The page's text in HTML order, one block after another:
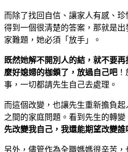
而除了找回自信、讓家人有感、
得到一個很清楚的答案，那就是
家難題，她必須「放手」。
既然她解不開別人的結，就不要
麼好媳婦的枷鎖了，放過自己吧
事，一切都請先生自己去處理。
而這個改變，也讓先生重新擔負
之間的家庭問題。看到先生的轉變
先改變我自己，我還能期望改變誰
另外，儘管作為全職媽媽很辛苦